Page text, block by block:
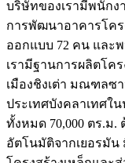
บริษัทของเรามีพนักง
การพัฒนาอาคารโคร
ออกแบบ 72 คน และ
เรามีฐานการผลิตโค
เมืองชิงเต่า มณฑลซ
ประเทศบังคลาเทศใ
ทั้งหมด 70,000 ตร.ม
อัตโนมัติจากเยอรมัน